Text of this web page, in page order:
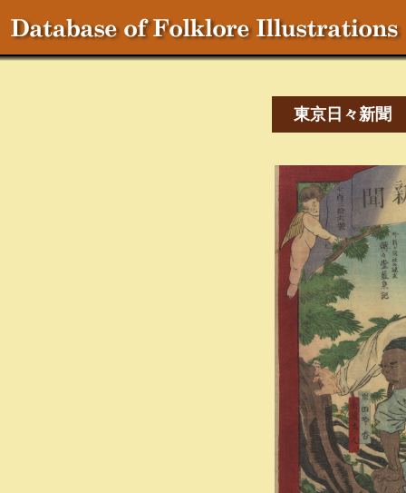
東京日々新聞